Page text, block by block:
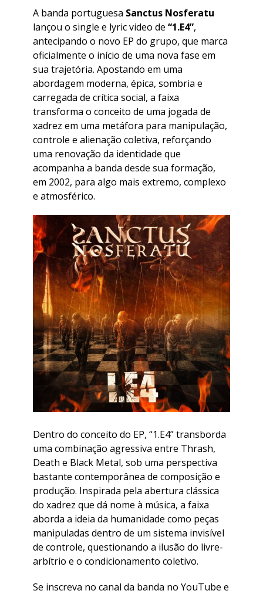
A banda portuguesa Sanctus Nosferatu
lançou o single e lyric video de “1.E4”,
antecipando o novo EP do grupo, que marca
oficialmente o início de uma nova fase em
sua trajetória. Apostando em uma
abordagem moderna, épica, sombria e
carregada de crítica social, a faixa
transforma o conceito de uma jogada de
xadrez em uma metáfora para manipulação,
controle e alienação coletiva, reforçando
uma renovação da identidade que
acompanha a banda desde sua formação,
em 2002, para algo mais extremo, complexo
e atmosférico.
Dentro do conceito do EP, “1.E4” transborda
uma combinação agressiva entre Thrash,
Death e Black Metal, sob uma perspectiva
bastante contemporânea de composição e
produção. Inspirada pela abertura clássica
do xadrez que dá nome à música, a faixa
aborda a ideia da humanidade como peças
manipuladas dentro de um sistema invisível
de controle, questionando a ilusão do livre-
arbítrio e o condicionamento coletivo.
Se inscreva no canal da banda no YouTube e